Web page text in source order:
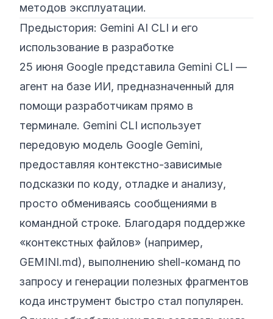
методов эксплуатации.
Предыстория: Gemini AI CLI и его
использование в разработке
25 июня Google представила Gemini CLI —
агент на базе ИИ, предназначенный для
помощи разработчикам прямо в
терминале. Gemini CLI использует
передовую модель Google Gemini,
предоставляя контекстно-зависимые
подсказки по коду, отладке и анализу,
просто обмениваясь сообщениями в
командной строке. Благодаря поддержке
«контекстных файлов» (например,
GEMINI.md), выполнению shell-команд по
запросу и генерации полезных фрагментов
кода инструмент быстро стал популярен.